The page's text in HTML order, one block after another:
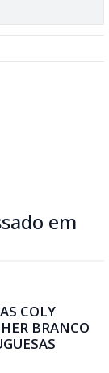
em
COLY
BRANCO